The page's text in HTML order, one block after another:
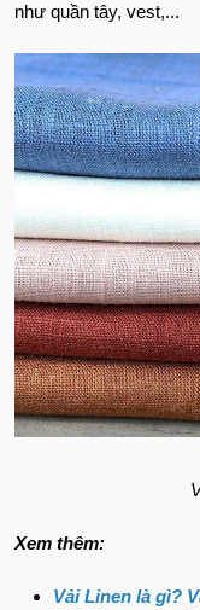
như quần tây, vest,...
Xem thêm:
Vải Linen là gì?